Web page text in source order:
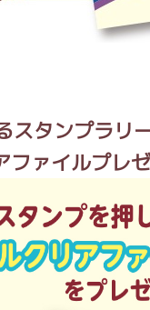
スタンプラ
ファイルプレ